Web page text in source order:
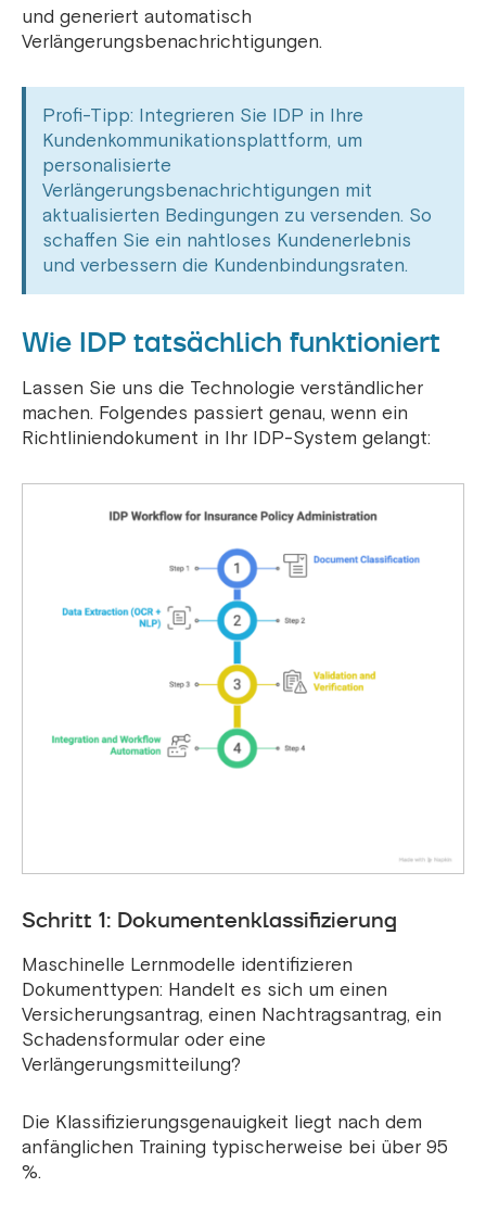
und generiert automatisch
Verlängerungsbenachrichtigungen.
Profi-Tipp: Integrieren Sie IDP in Ihre
Kundenkommunikationsplattform, um
personalisierte
Verlängerungsbenachrichtigungen mit
aktualisierten Bedingungen zu versenden. So
schaffen Sie ein nahtloses Kundenerlebnis
und verbessern die Kundenbindungsraten.
Wie IDP tatsächlich funktioniert
Lassen Sie uns die Technologie verständlicher
machen. Folgendes passiert genau, wenn ein
Richtliniendokument in Ihr IDP-System gelangt:
Schritt 1: Dokumentenklassifizierung
Maschinelle Lernmodelle identifizieren
Dokumenttypen: Handelt es sich um einen
Versicherungsantrag, einen Nachtragsantrag, ein
Schadensformular oder eine
Verlängerungsmitteilung?
Die Klassifizierungsgenauigkeit liegt nach dem
anfänglichen Training typischerweise bei über 95
%.